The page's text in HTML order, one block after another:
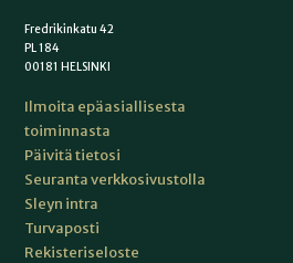
Fredrikinkatu 42
PL 184
00181 HELSINKI
Ilmoita epäasiallisesta
toiminnasta
Päivitä tietosi
Seuranta verkkosivustolla
Sleyn intra
Turvaposti
Rekisteriseloste